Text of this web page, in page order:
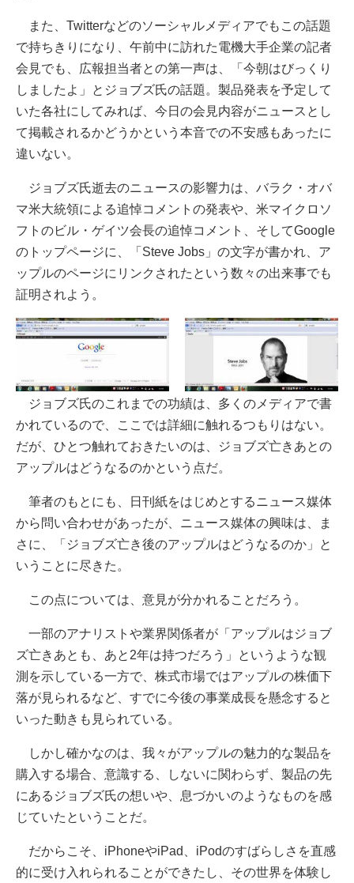
また、Twitterなどのソーシャルメディアでもこの話題
で持ちきりになり、午前中に訪れた電機大手企業の記者
会見でも、広報担当者との第一声は、「今朝はびっくり
しましたよ」とジョブズ氏の話題。製品発表を予定して
いた各社にしてみれば、今日の会見内容がニュースとし
て掲載されるかどうかという本音での不安感もあったに
違いない。
ジョブズ氏逝去のニュースの影響力は、バラク・オバ
マ米大統領による追悼コメントの発表や、米マイクロソ
フトのビル・ゲイツ会長の追悼コメント、そしてGoogle
のトップページに、「Steve Jobs」の文字が書かれ、ア
ップルのページにリンクされたという数々の出来事でも
証明されよう。
ジョブズ氏のこれまでの功績は、多くのメディアで書
かれているので、ここでは詳細に触れるつもりはない。
だが、ひとつ触れておきたいのは、ジョブズ亡きあとの
アップルはどうなるのかという点だ。
筆者のもとにも、日刊紙をはじめとするニュース媒体
から問い合わせがあったが、ニュース媒体の興味は、ま
さに、「ジョブズ亡き後のアップルはどうなるのか」と
いうことに尽きた。
この点については、意見が分かれることだろう。
一部のアナリストや業界関係者が「アップルはジョブ
ズ亡きあとも、あと2年は持つだろう」というような観
測を示している一方で、株式市場ではアップルの株価下
落が見られるなど、すでに今後の事業成長を懸念すると
いった動きも見られている。
しかし確かなのは、我々がアップルの魅力的な製品を
購入する場合、意識する、しないに関わらず、製品の先
にあるジョブズ氏の想いや、息づかいのようなものを感
じていたということだ。
だからこそ、iPhoneやiPad、iPodのすばらしさを直感
的に受け入れられることができたし、その世界を体験し